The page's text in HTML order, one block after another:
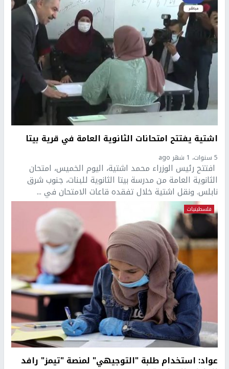
اشتية يفتتح امتحانات الثانوية العامة في قرية بيتا
5 سنوات، 1 شهر ago
افتتح رئيس الوزراء محمد اشتية، اليوم الخميس، امتحان
الثانوية العامة من مدرسة بيتا الثانوية للبنات، جنوب شرق
نابلس. ونقل اشتية خلال تفقده قاعات الامتحان في ...
فلسطينيات
عواد: استخدام طلبة "التوجيهي" لمنصة "تيمز" رافد